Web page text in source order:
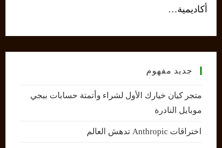
أكاديمية…
جديد مفهوم
متجر كيان خيارك الأول لشراء وأتمتة حسابات ببجي
موبايل النادرة
اختراقات Anthropic تدهش العالم